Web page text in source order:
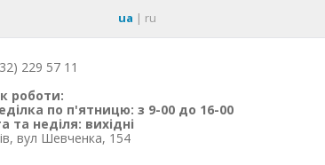
ua | ru
229 57 11
роботи:
по п'ятницю: з 9-00 до 16-00
та неділя: вихідні
вул Шевченка, 154